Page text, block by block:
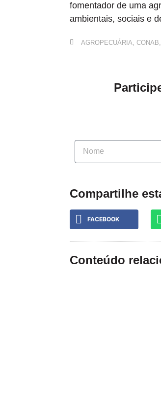
fomentador de uma
ambientais, sociais e
AGROPECUÁRIA CONAB
Compartilhe
FACEBOOK
Conteúdo